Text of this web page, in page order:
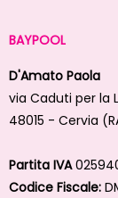
BAYPOOL
D'Amato Paola
via Caduti per la
48015 - Cervia
Partita IVA
Codice Fiscale: